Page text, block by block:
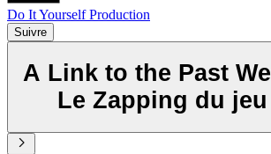
Do It Yourself Production
Suivre
A Link to the Past
Le Zapping du